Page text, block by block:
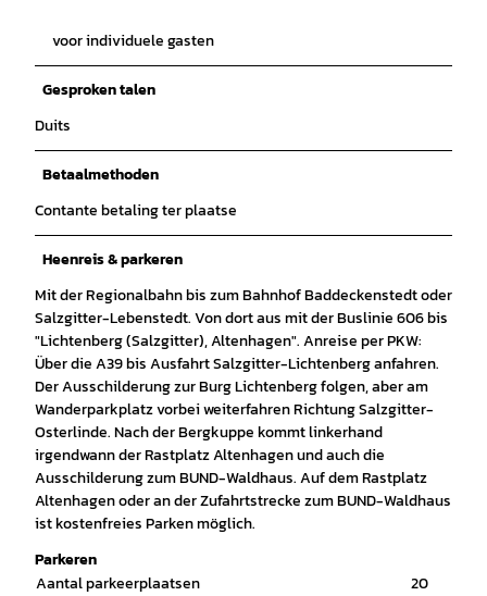
voor individuele gasten
Gesproken talen
Duits
Betaalmethoden
Contante betaling ter plaatse
Heenreis & parkeren
Mit der Regionalbahn bis zum Bahnhof Baddeckenstedt oder
Salzgitter-Lebenstedt. Von dort aus mit der Buslinie 606 bis
"Lichtenberg (Salzgitter), Altenhagen". Anreise per PKW:
Über die A39 bis Ausfahrt Salzgitter-Lichtenberg anfahren.
Der Ausschilderung zur Burg Lichtenberg folgen, aber am
Wanderparkplatz vorbei weiterfahren Richtung Salzgitter-
Osterlinde. Nach der Bergkuppe kommt linkerhand
irgendwann der Rastplatz Altenhagen und auch die
Ausschilderung zum BUND-Waldhaus. Auf dem Rastplatz
Altenhagen oder an der Zufahrtstrecke zum BUND-Waldhaus
ist kostenfreies Parken möglich.
Parkeren
Aantal parkeerplaatsen
20